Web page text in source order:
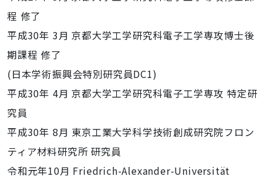
程 修了
平成30年 3月 京都大学工学研究科電子工学専攻博士後
期課程 修了
(日本学術振興会特別研究員DC1)
平成30年 4月 京都大学工学研究科電子工学専攻 特定研
究員
平成30年 8月 東京工業大学科学技術創成研究院フロン
ティア材料研究所 研究員
令和元年10月 Friedrich-Alexander-Universität